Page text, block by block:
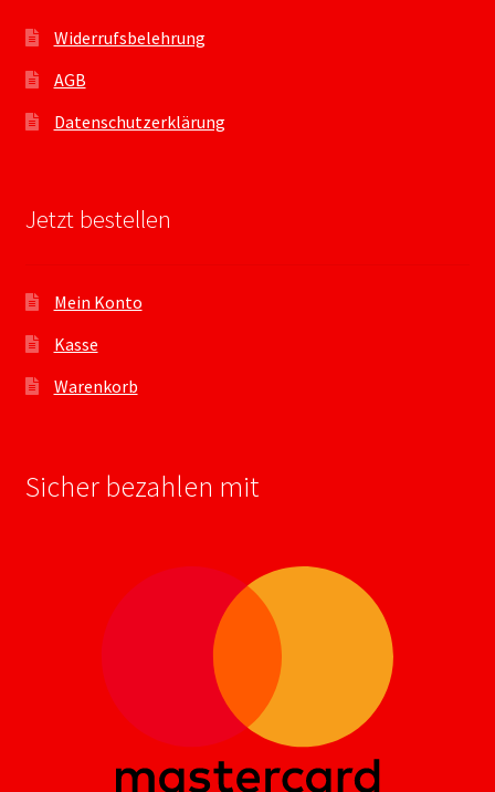
Widerrufsbelehrung
AGB
Datenschutzerklärung
Jetzt bestellen
Mein Konto
Kasse
Warenkorb
Sicher bezahlen mit